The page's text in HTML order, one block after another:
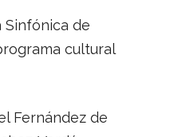
de
cultural
Fernández de